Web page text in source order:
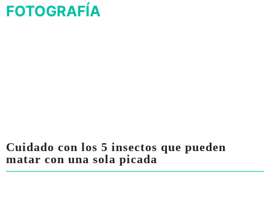
FOTOGRAFÍA
Cuidado con los 5 insectos que pueden
matar con una sola picada